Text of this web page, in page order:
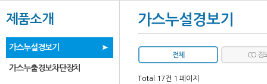
제품소개
가스누설경보기
가스누출경보차단장치
가스누설경보기
전체 CO 경
Total 17건 1 페이지